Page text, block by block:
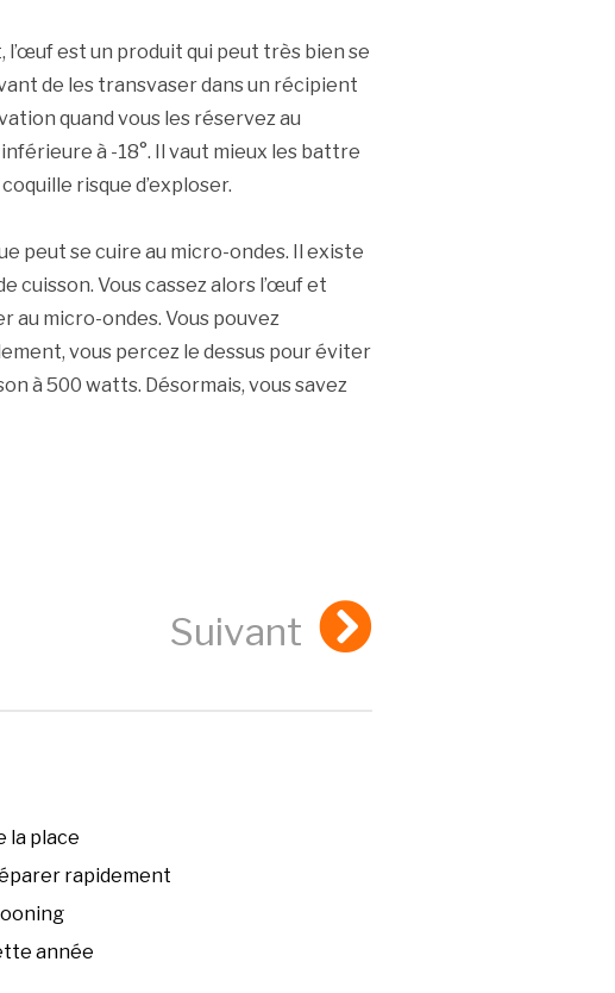
est un produit qui peut très bien se
de les transvaser dans un récipient
quand vous les réservez au
à -18°. Il vaut mieux les battre
risque d’exploser.
peut se cuire au micro-ondes. Il existe
cuisson. Vous cassez alors l’œuf et
au micro-ondes. Vous pouvez
vous percez le dessus pour éviter
à 500 watts. Désormais, vous savez
Suivant
la place
rapidement
année